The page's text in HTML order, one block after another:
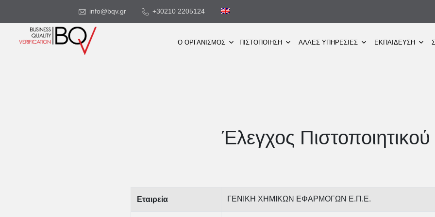
info@bqv.gr +30210 2205124
Ο ΟΡΓΑΝΙΣΜΟΣ ΠΙΣΤΟΠΟΙΗΣΗ ΑΛΛΕΣ ΥΠΗΡΕΣΙΕΣ ΕΚΠΑΙΔΕΥΣΗ
Έλεγχος Πιστοποιητικού
Εταιρεία ΓΕΝΙΚΗ ΧΗΜΙΚΩΝ ΕΦΑΡΜΟΓΩΝ Ε.Π.Ε.